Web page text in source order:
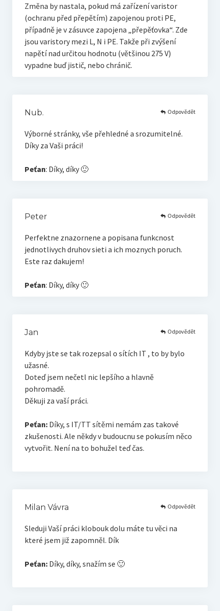
Změna by nastala, pokud má zařízení varistor
(ochranu před přepětím) zapojenou proti PE,
případně je v zásuvce zapojena „přepěťovka“. Zde
jsou varistory mezi L, N i PE. Takže při zvýšení
napětí nad určitou hodnotu (většinou 275 V)
vypadne buď jistič, nebo chránič.
Nub.
Výborné stránky, vše přehledné a srozumitelné.
Díky za Vaši práci!
Peťan: Díky, díky 🙂
Odpovědět
Peter
Perfektne znazornene a popisana funkcnost
jednotlivych druhov sieti a ich moznych poruch.
Este raz dakujem!
Peťan: Díky, díky 🙂
Odpovědět
Jan
Kdyby jste se tak rozepsal o sítích IT , to by bylo
užasné.
Doteď jsem nečetl nic lepšího a hlavně
pohromadě.
Děkuji za vaší práci.
Peťan:Díky, s IT/TT sítěmi nemám zas takové
zkušenosti. Ale někdy v budoucnu se pokusím něco
vytvořit. Není na to bohužel teď čas.
Odpovědět
Milan Vávra
Sleduji Vaší práci klobouk dolu máte tu věci na
které jsem již zapomněl. Dík
Peťan:Díky, díky, snažím se 🙂
Odpovědět